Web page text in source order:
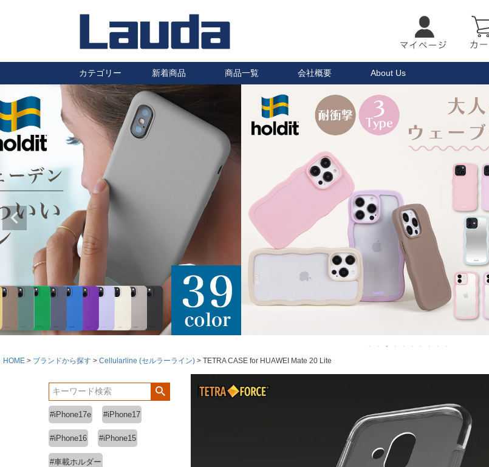
カテゴリー
iPhoneケース
Galaxyケース
Huaweiケース
Xperiaケース
汎用スマホケース
その他スマホケース
防水ケース
タブレットケース
AirPods・Pro ケース
ワイヤレスイヤホン
ワイヤレス充電器
充電ケーブル・充電器
自転車・バイク用スマホホルダ
ー
車載ホルダー・カーアクセサリ
ー
保護フィルム
静電気除去キーホルダー
ハロゲンランプ
はちみつ
新着商品 商品一覧 会社概要 About Us
HOME ブランドから探す Cellularline (セルラーライン) TETRA CASE for HUAWEI Mate 20 Lite
#iPhone17e #iPhone17
#iPhone16 #iPhone15
#車載ホルダー